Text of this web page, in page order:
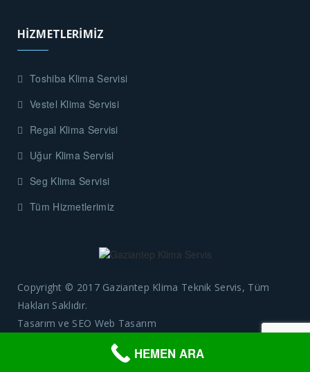
HİZMETLERİMİZ
Toshiba Klima Servisi
Vestel Klima Servisi
Regal Klima Servisi
Uğur Klima Servisi
Seg Klima Servisi
Tüm Hizmetlerimiz
Copyright © 2017 Gaziantep Klima Teknik Servis, Tüm
Hakları Saklıdır.
Tasarım ve SEO Web Tasarım
HEMEN ARA